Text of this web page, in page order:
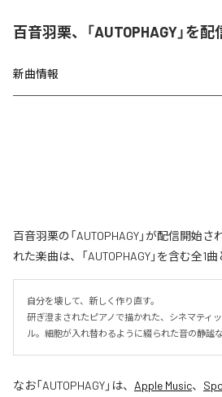
百音羽栗、「AUTOPHAGY」を
新曲情報
百音羽栗の「AUTOPHAGY」が配信開始
れた楽曲は、「AUTOPHAGY」を含む全1曲
自分を壊して、新しく作り直す。
研ぎ澄まされたピアノで描かれた、シネマティ
ル。細胞が入れ替わるように綴られた音の静謐
なお「AUTOPHAGY」は、 Apple Music、